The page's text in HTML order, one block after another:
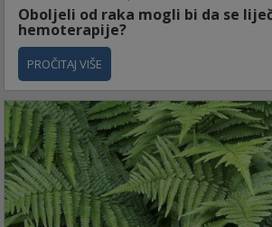
Oboljeli od raka mogli bi da se
hemoterapije?
PROČITAJ VIŠE